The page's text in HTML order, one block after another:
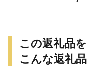
この返礼品
こんな返礼